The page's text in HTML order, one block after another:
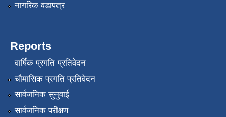
नागरिक वडापत्र
Reports
वार्षिक प्रगति प्रतिवेदन
चौमासिक प्रगति प्रतिवेदन
सार्वजनिक सुनुवाई
सार्वजनिक परीक्षण